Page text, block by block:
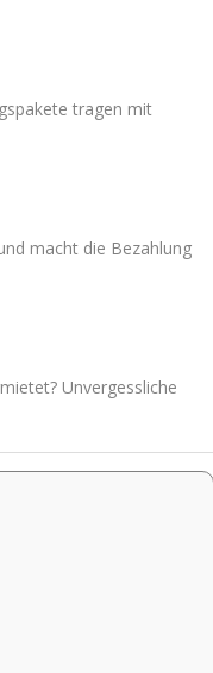
tragen mit
macht die Bezahlung
Unvergessliche